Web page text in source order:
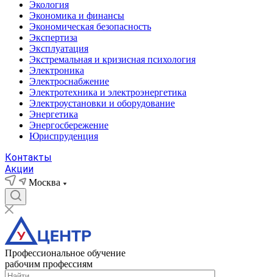
Экология
Экономика и финансы
Экономическая безопасность
Экспертиза
Эксплуатация
Экстремальная и кризисная психология
Электроника
Электроснабжение
Электротехника и электроэнергетика
Электроустановки и оборудование
Энергетика
Энергосбережение
Юриспруденция
Контакты
Акции
Москва
Профессиональное обучение
рабочим профессиям